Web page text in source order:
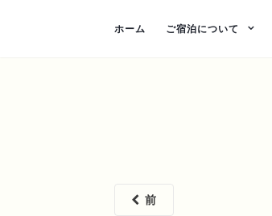
ホーム ご宿泊について
前